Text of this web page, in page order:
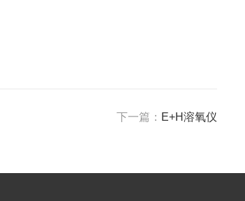
下一篇： E+H溶氧仪